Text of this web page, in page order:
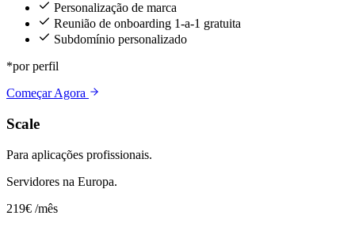
Personalização de marca
Reunião de onboarding 1-a-1 gratuita
Subdomínio personalizado
*por perfil
Começar Agora
Scale
Para aplicações profissionais.
Servidores na Europa.
219€ /mês